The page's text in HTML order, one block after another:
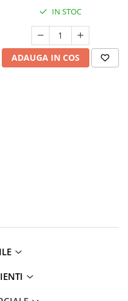
IN STOC
ADAUGA IN COS